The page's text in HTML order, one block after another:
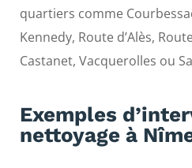
quartiers comme
Kennedy, Route d’Alès,
Castanet, Vacquerolles ou
Exemples
nettoyage à